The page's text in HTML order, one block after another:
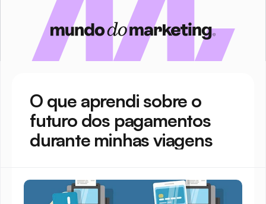
O que aprendi sobre o
futuro dos pagamentos
durante minhas viagens